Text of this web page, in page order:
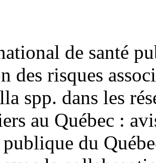
de santé
des risques
spp. dans les
au Québec :
publique du